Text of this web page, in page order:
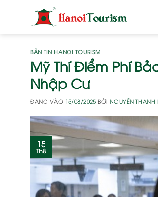
BẢN TIN HANOI TOURISM
Mỹ Thí Điểm Phí
Nhập Cư
ĐĂNG VÀO 15/08/2025 BỞINGUYỄN THANH
15
Th8